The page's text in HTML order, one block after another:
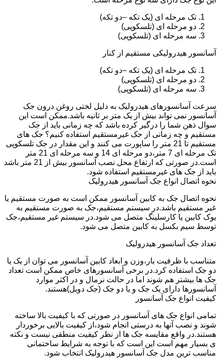
تک مرحله ای (یک تکه –دو تکه)
دو مرحله ای (تلسکوپی)
سه مرحله ای (تلسکوپی)
آسانسور هیدرولیکی مستقیم از کنار
تک مرحله ای (یک تکه –دو تکه)
دو مرحله ای (تلسکوپی)
سه مرحله ای (تلسکوپی)
سرعت آسانسورهای هیدرولیک به دلیل لختی روغن درون جک
آسانسور نمی تواند بیش از یک متر بر ثانیه باشد.ممکن است این
سوال ذهن شما را درگیر کرده باشد که چه زمانی باید از جک
مستقیم و چه زمانی از جک غیرمستقیم استفاده کنیم؟ جک های
مستقیم تا 21 متر را ساپورت می کنند و این مقدار در جک تلسکوپی
تک مرحله ای 7 متر،دو مرحله ای 14 و سه مرحله ای 21 متر
است.در صورتی که ارتفاع محل نصب آسانسور بیش از 21 متر باشد
باید از جک های غیرمستقیم استفاده شود.
نحوه اتصال انواع جک آسانسور هیدرولیک
نحوه اتصال جک به کابین آسانسور ممکن است به صورت مستقیم یا
غیر مستقیم باشد.در سیستم مستقیم،جک به صورت مستقیم به
یوک کابین یا کارسلینگ متصل می شود.در سیستم غیر مستقیم،جک
توسط سیم بکسل به کابین متصل می شود.
تعداد جک آسانسور هیدرولیک
متناسب با ظرفیت بار،وزن و ابعاد کابین آسانسور می توان از یک یا
دو جک استفاده کرد.در برخی آسانسورهای خاص ممکن است تعداد
جک ها بیشتر هم شوند اما در حالت نرمال و در اکثر موارد
آسانسورها دارای یک جک و یا دو جک (جک دوبل)هستند.
کیفیت انواع جک آسانسور
تمامی انواع جک های آسانسور در صورتی که با کیفیت بالا ساخته
شوند و نصب آنها به درستی انجام شود،از کیفیت بالایی برخوردار
هستند.در واقع مقایسه جک ها از نظر کیفیت منطقی نیست و نکته
ی بسیار مهم است این است که با توجه به شرایط ساختمانی
مناسب ترین مدل جک آسانسور هیدرولیک انتخاب شود.